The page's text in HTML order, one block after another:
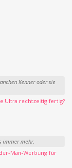
Kenner oder sie
Ultra rechtzeitig fertig?
immer mehr.
Man-Werbung für